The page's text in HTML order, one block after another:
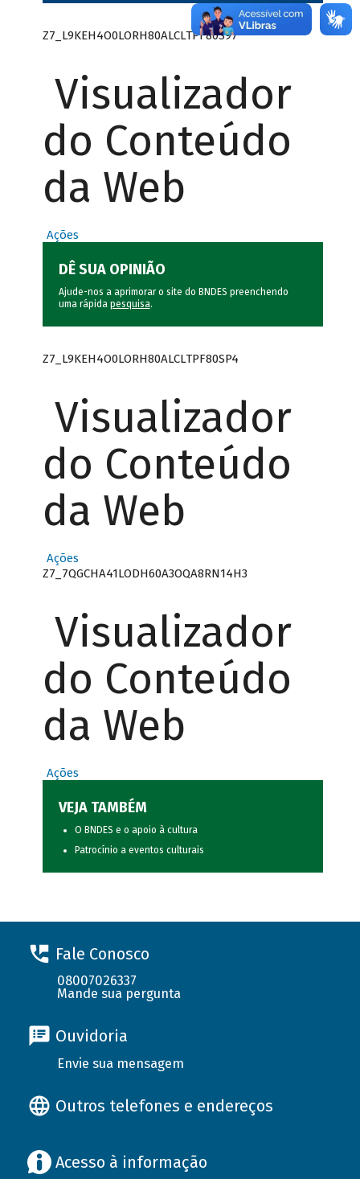
Z7_L9KEH4O0LORH80ALCLTPF80S97
Visualizador
do Conteúdo
da Web
Ações
DÊ SUA OPINIÃO
Ajude-nos a aprimorar o site do BNDES preenchendo
uma rápida pesquisa.
Z7_L9KEH4O0LORH80ALCLTPF80SP4
Visualizador
do Conteúdo
da Web
Ações
Z7_7QGCHA41LODH60A3OQA8RN14H3
Visualizador
do Conteúdo
da Web
Ações
VEJA TAMBÉM
O BNDES e o apoio à cultura
Patrocínio a eventos culturais
Fale Conosco
08007026337
Mande sua pergunta
Ouvidoria
Envie sua mensagem
Outros telefones e endereços
Acesso à informação